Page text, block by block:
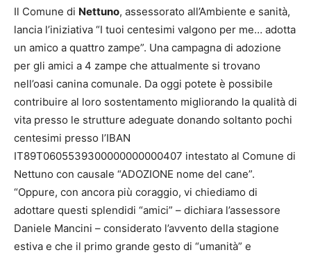
Il Comune di Nettuno, assessorato all’Ambiente e sanità,
lancia l’iniziativa “I tuoi centesimi valgono per me… adotta
un amico a quattro zampe”. Una campagna di adozione
per gli amici a 4 zampe che attualmente si trovano
nell’oasi canina comunale. Da oggi potete è possibile
contribuire al loro sostentamento migliorando la qualità di
vita presso le strutture adeguate donando soltanto pochi
centesimi presso l’IBAN
IT89T0605539300000000000407 intestato al Comune di
Nettuno con causale “ADOZIONE nome del cane”.
“Oppure, con ancora più coraggio, vi chiediamo di
adottare questi splendidi “amici” – dichiara l’assessore
Daniele Mancini – considerato l’avvento della stagione
estiva e che il primo grande gesto di “umanità” e